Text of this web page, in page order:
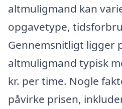
altmuligmand kan
opgavetype,
Gennemsnitligt ligger
altmuligmand typisk
kr. per time. Nogle
påvirke prisen,